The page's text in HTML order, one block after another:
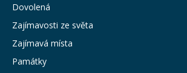
Dovolená
Zajímavosti ze světa
Zajímavá místa
Památky